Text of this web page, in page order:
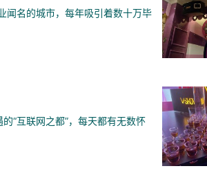
名的城市，每年吸引着数十万毕
“互联网之都”，每天都有无数怀